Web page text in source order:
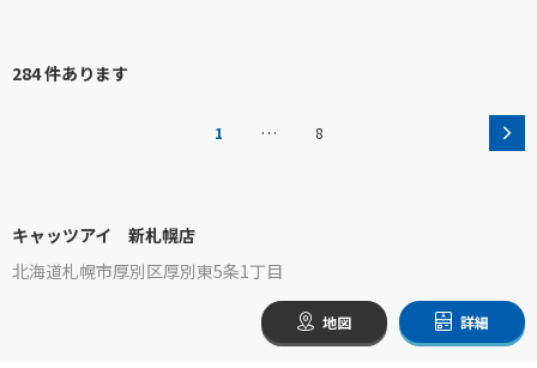
284 件あります
1 … 8
キャッツアイ 新札幌店
北海道札幌市厚別区厚別東5条1丁目
地図 詳細